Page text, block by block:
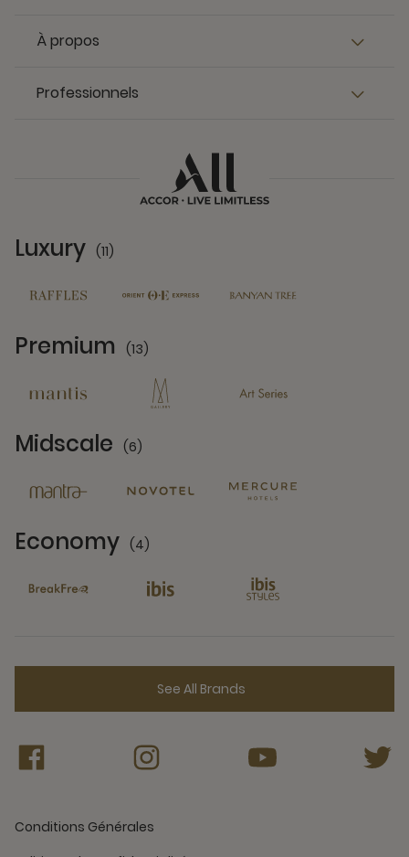
À propos
Professionnels
Luxury (11)
Premium (13)
Midscale (6)
Economy (4)
See All Brands
Conditions Générales